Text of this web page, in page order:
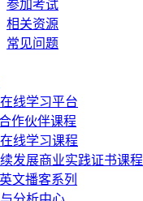
参加考试
相关资源
常见问题
线学习平台
作伙伴课程
线学习课程
发展商业实践证书课程
文播客系列